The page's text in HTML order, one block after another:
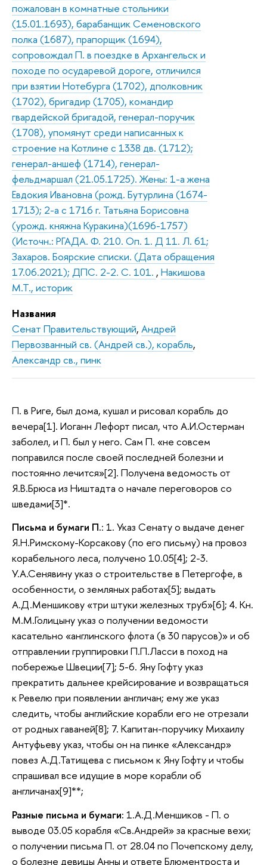
пожалован в комнатные стольники
(15.01.1693), барабанщик Семеновского
полка (1687), прапорщик (1694),
сопровождал П. в поездке в Архангельск и
походе по осударевой дороге, отличился
при взятии Нотебурга (1702), дполковник
(1702), бригадир (1705), командир
гвардейской бригадой, генерал-поручик
(1708), упомянут среди написанных к
строение на Котлине с 1338 дв. (1712);
генерал-аншеф (1714), генерал-
фельдмаршал (21.05.1725). Жены: 1-а жена
Евдокия Ивановна (рожд. Бутурлина (1674-
1713); 2-а с 1716 г. Татьяна Борисовна
(урожд. княжна Куракина)(1696-1757)
(Источн.: РГАДА. Ф. 210. Оп. 1. Д 11. Л. 61;
Захаров. Боярские списки. (Дата обращения
17.06.2021); ДПС. 2-2. С. 101. , Накишова
М.Т., историк
Названия
Сенат Правительствующий, Андрей
Первозванный св. (Андрей св.), корабль,
Александр св., пинк
П. в Риге, был дома, кушал и рисовал корабль до
вечера[1]. Иоганн Лефорт писал, что А.И.Остерман
заболел, и П. был у него. Сам П. «не совсем
поправился после своей последней болезни и
постоянно лечится»[2]. Получена ведомость от
Я.В.Брюса из Ништадта о начале переговоров со
шведами[3]*.
Письма и бумаги П.: 1. Указ Сенату о выдаче денег
Я.Н.Римскому-Корсакову (по его письму) на провоз
корабельного леса, получено 10.05[4]; 2-3.
У.А.Сенявину указ о строительстве в Петергофе, в
особенности, о земляных работах[5]; выдать
А.Д.Меншикову «три штуки железных труб»[6]; 4. Кн.
М.М.Голицыну указ о получении ведомости
касательно «англинского флота (в 30 парусов)» и об
отправлении группировки П.П.Ласси в поход на
побережье Швеции[7]; 5-6. Яну Гофту указ
прекратить дальнее крейсирование и возвращаться
к Ревелю при появлении англичан; ему же указ
следить, чтобы английские корабли его не отрезали
от родных гаваней[8]; 7. Капитан-поручику Михаилу
Антуфьеву указ, чтобы он на пинке «Александр»
повез А.Д.Татищева с письмом к Яну Гофту и чтобы
спрашивал все идущие в море корабли об
англичанах[9]**;
Разные письма и бумаги: 1.А.Д.Меншиков - П. о
выводе 03.05 корабля «Св.Андрей» за красные вехи;
о получении письма П. от 28.04 по Почепскому делу,
о болезне девицы Анны и ответе Блюментроста и